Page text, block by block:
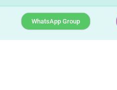
WhatsApp Group